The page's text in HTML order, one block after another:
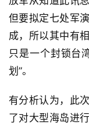
但要拟定七处军
成，所以其中有
只是一个封锁台
划”。
有分析认为，此
了对大型海岛进